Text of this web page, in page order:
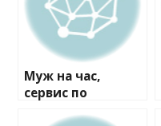
Муж на час,
сервис по